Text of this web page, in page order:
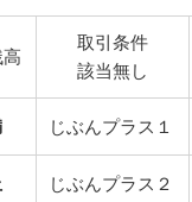
取引条件
該当無し
じぶんプラス１
じぶんプラス２